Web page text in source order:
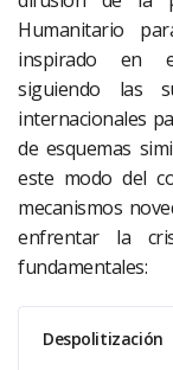
Humanitario
inspirado en
siguiendo las
internacionales
de esquemas
este modo del
mecanismos
enfrentar la
fundamentales:
Despolitización